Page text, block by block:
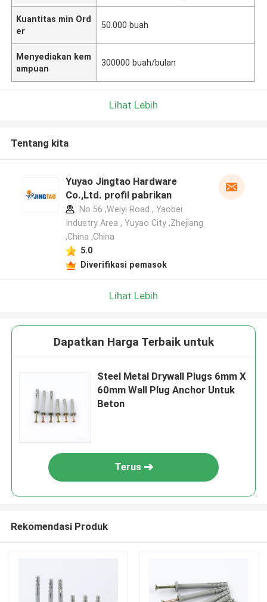
Kuantitas min Ord
er
50.000 buah
Menyediakan kem
ampuan
300000 buah/bulan
Lihat Lebih
Tentang kita
Yuyao Jingtao Hardware
Co.,Ltd. profil pabrikan
No 56 ,Weiyi Road , Yaobei
Industry Area , Yuyao City ,Zhejiang
,China ,China
5.0
Diverifikasi pemasok
Lihat Lebih
Dapatkan Harga Terbaik untuk
Steel Metal Drywall Plugs 6mm X
60mm Wall Plug Anchor Untuk
Beton
Terus
Rekomendasi Produk